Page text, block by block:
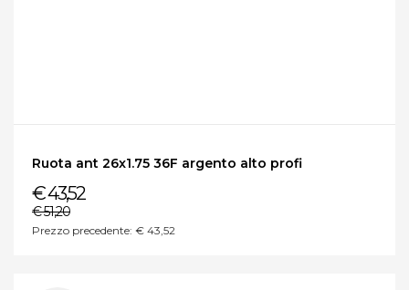
Ruota ant 26x1.75 36F argento alto profi
€ 43,52
€ 51,20
Prezzo precedente: € 43,52